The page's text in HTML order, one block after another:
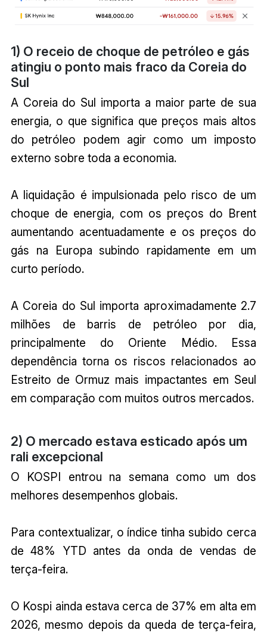
1) O receio de choque de petróleo e gás
atingiu o ponto mais fraco da Coreia do
Sul
A Coreia do Sul importa a maior parte de sua
energia, o que significa que preços mais altos
do petróleo podem agir como um imposto
externo sobre toda a economia.
A liquidação é impulsionada pelo risco de um
choque de energia, com os preços do Brent
aumentando acentuadamente e os preços do
gás na Europa subindo rapidamente em um
curto período.
A Coreia do Sul importa aproximadamente 2.7
milhões de barris de petróleo por dia,
principalmente do Oriente Médio. Essa
dependência torna os riscos relacionados ao
Estreito de Ormuz mais impactantes em Seul
em comparação com muitos outros mercados.
2) O mercado estava esticado após um
rali excepcional
O KOSPI entrou na semana como um dos
melhores desempenhos globais.
Para contextualizar, o índice tinha subido cerca
de 48% YTD antes da onda de vendas de
terça-feira.
O Kospi ainda estava cerca de 37% em alta em
2026, mesmo depois da queda de terça-feira,